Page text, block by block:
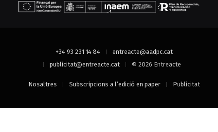
+34 93 231 14 84
entreacte@aadpc.cat
publicitat@entreacte.cat
© 2026 Entreacte
Nosaltres Subscripcions a l’edició en paper Publicitat